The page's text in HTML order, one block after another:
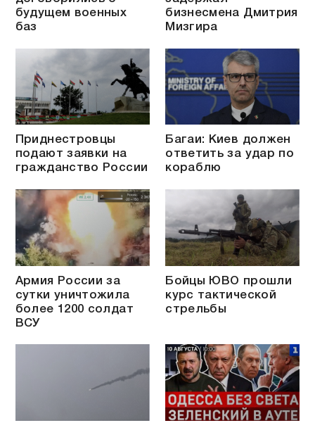
будущем военных
баз
бизнесмена Дмитрия
Мизгира
Приднестровцы
подают заявки на
гражданство России
Багаи: Киев должен
ответить за удар по
кораблю
Армия России за
сутки уничтожила
более 1200 солдат
ВСУ
Бойцы ЮВО прошли
курс тактической
стрельбы